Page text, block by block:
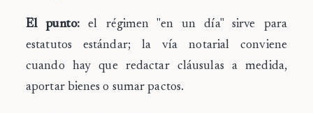
El punto: el régimen "en un día" sirve para
estatutos estándar; la vía notarial conviene
cuando hay que redactar cláusulas a medida,
aportar bienes o sumar pactos.